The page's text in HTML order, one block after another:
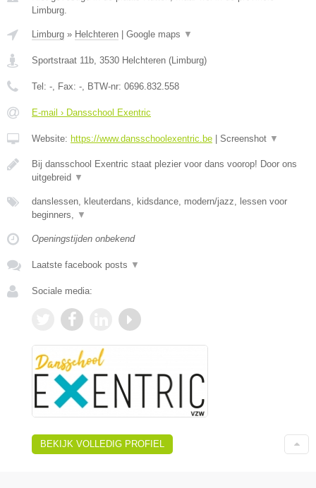
Limburg.
Limburg » Helchteren Google maps ▼
Sportstraat 11b, 3530 Helchteren (Limburg)
Tel: -, Fax: -, BTW-nr: 0696.832.558
E-mail › Dansschool Exentric
Website: https://www.dansschoolexentric.be Screenshot ▼
Bij dansschool Exentric staat plezier voor dans voorop! Door ons
uitgebreid ▼
danslessen, kleuterdans, kidsdance, modern/jazz, lessen voor
beginners, ▼
Openingstijden onbekend
Laatste facebook posts ▼
Sociale media:
BEKIJK VOLLEDIG PROFIEL